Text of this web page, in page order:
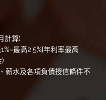
計算)
最高2.5%[年利率最高
)
薪水及各項負債授信條件不